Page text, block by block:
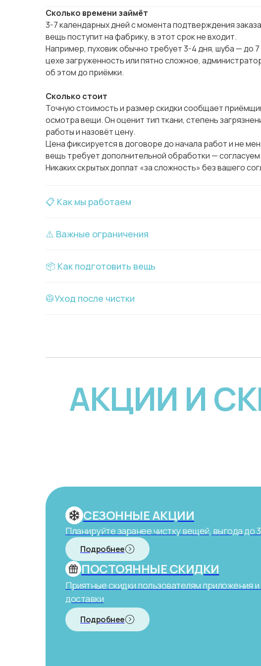
Сколько времени займёт
3-7 календарных дней с момента подтверждения
вещь поступит на фабрику, в этот срок не входит.
Например, пуховик обычно требует 3-4 дня, шуба — до 7
цехе загруженность или пятно сложное,
об этом до приёмки.
Сколько стоит
Точную стоимость и размер скидки сообщает
осмотра вещи. Он оценит тип ткани, степень
работы и назовёт цену.
Цена фиксируется в договоре до начала работ и не
вещь требует дополнительной обработки — согласуем
Никаких скрытых доплат «за сложность» без вашего
📋 Как мы работаем
⚠️ Важные ограничения
📦 Как подготовить вещь
🥼Уход после чистки
АКЦИИ И
СЕЗОННЫЕ АКЦИИ
Планируйте заранее чистку вещей, выгода до
Подробнее
ПОСТОЯННЫЕ СКИДКИ
Приятные скидки пользователям приложения
доставки
Подробнее